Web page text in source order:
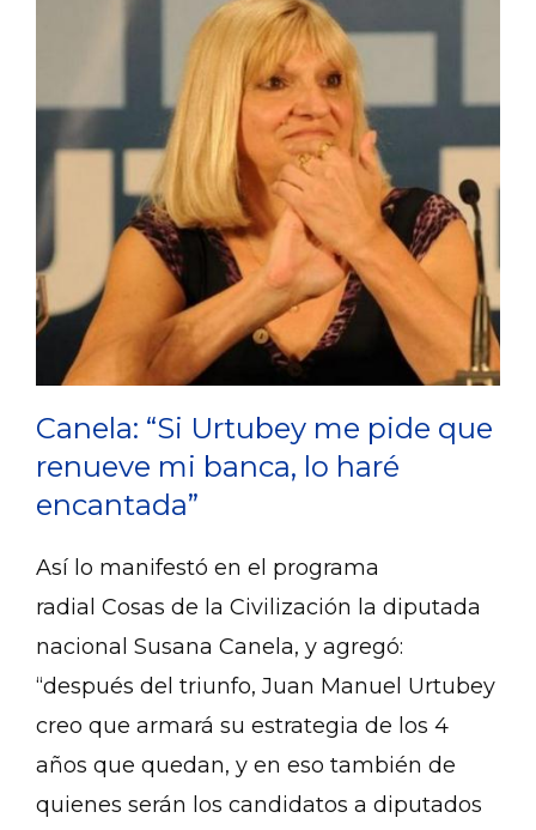
Canela: “Si Urtubey me pide que
renueve mi banca, lo haré
encantada”
Así lo manifestó en el programa
radial Cosas de la Civilización la diputada
nacional Susana Canela, y agregó:
“después del triunfo, Juan Manuel Urtubey
creo que armará su estrategia de los 4
años que quedan, y en eso también de
quienes serán los candidatos a diputados